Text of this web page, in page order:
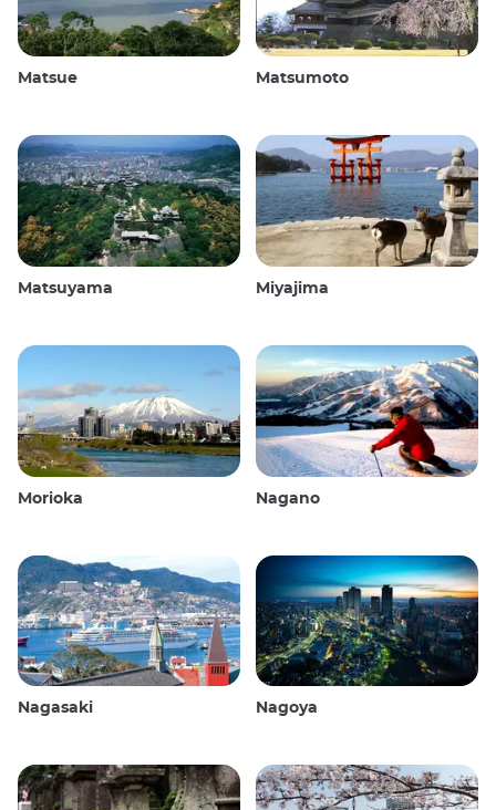
Matsue Matsumoto
Matsuyama Miyajima
Morioka Nagano
Nagasaki Nagoya